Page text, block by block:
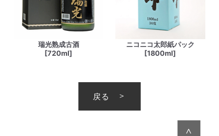
瑞光熟成古酒
[720ml]
ニコニコ太郎紙パック
[1800ml]
戻る
∧